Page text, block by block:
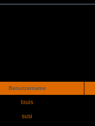
Benutzername
louis
susi